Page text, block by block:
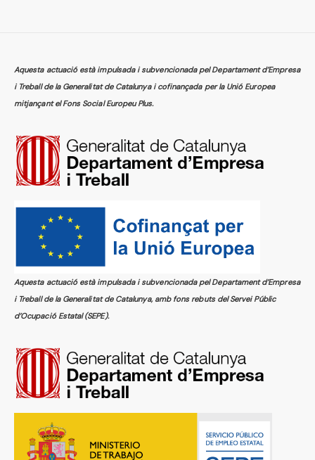
Aquesta actuació està impulsada i subvencionada pel Departament d’Empresa
i Treball de la Generalitat de Catalunya i cofinançada per la Unió Europea
mitjançant el Fons Social Europeu Plus.
Aquesta actuació està impulsada i subvencionada pel Departament d’Empresa
i Treball de la Generalitat de Catalunya, amb fons rebuts del Servei Públic
d’Ocupació Estatal (SEPE).